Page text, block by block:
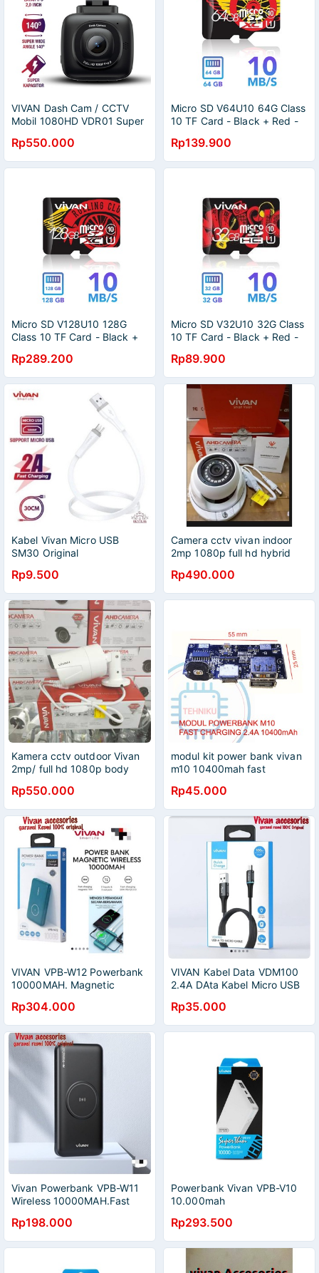
VIVAN Dash Cam / CCTV
Mobil 1080HD VDR01 Super
Garansi Resmi 1 Tahun
Dashcam
Rp550.000
Micro SD V64U10 64G Class
10 TF Card - Black + Red -
Rp139.900
Micro SD V128U10 128G
Class 10 TF Card - Black +
Rp289.200
Micro SD V32U10 32G Class
10 TF Card - Black + Red -
Rp89.900
Kabel Vivan Micro USB
SM30 Original
Rp9.500
Camera cctv vivan indoor
2mp 1080p full hd hybrid
Rp490.000
Kamera cctv outdoor Vivan
2mp/ full hd 1080p body
jenis dvr
Rp550.000
modul kit power bank vivan
m10 10400mah fast
Rp45.000
VIVAN VPB-W12 Powerbank
10000MAH. Magnetic
Charging 20W-Green
Rp304.000
VIVAN Kabel Data VDM100
2.4A DAta Kabel Micro USB
Charge Garansi Original
Rp35.000
Vivan Powerbank VPB-W11
Wireless 10000MAH.Fast
resmi
Rp198.000
Powerbank Vivan VPB-V10
10.000mah
Rp293.500